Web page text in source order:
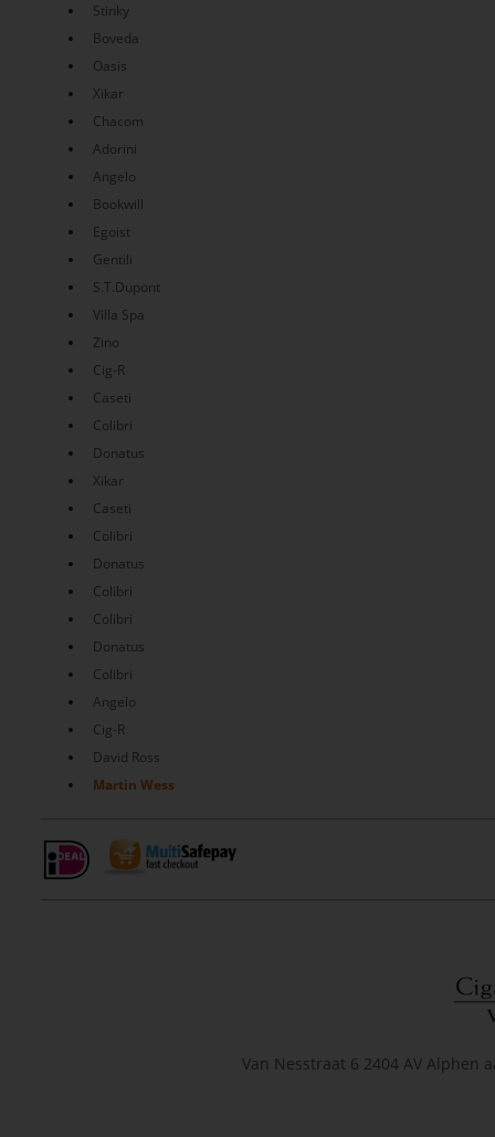
Stinky
Boveda
Oasis
Xikar
Chacom
Adorini
Angelo
Bookwill
Egoist
Gentili
S.T.Dupont
Villa Spa
Zino
Cig-R
Caseti
Colibri
Donatus
Xikar
Caseti
Colibri
Donatus
Colibri
Colibri
Donatus
Colibri
Angelo
Cig-R
David Ross
Martin Wess
Van Nesstraat 6 2404 AV